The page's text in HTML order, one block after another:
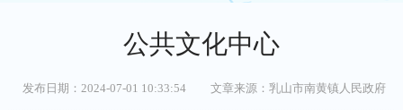
公共文化中心
发布日期：2024-07-01 10:33:54 文章来源：乳山市南黄镇人民政府